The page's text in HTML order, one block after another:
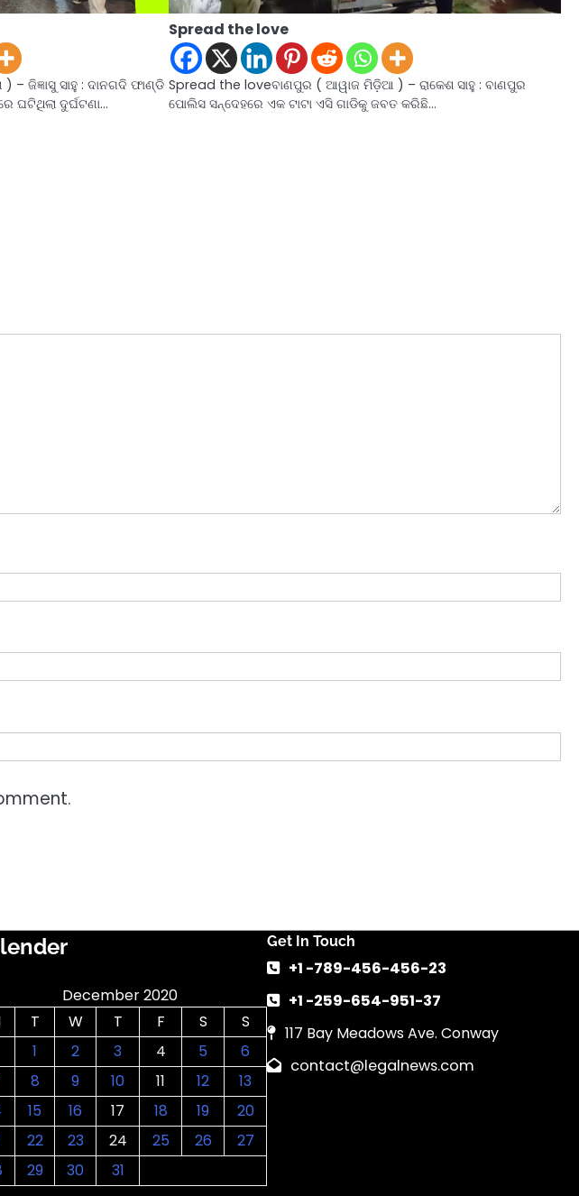
ଜିଜ୍ଞାସୁ ସାହୁ : ଦାନଗଦି ଫାଣ୍ଡି
ଘଟିଥିଲା ଦୁର୍ଘଟଣା…
Spread the love
Spread the loveବାଣପୁର ( ଆୱାଜ ମିଡ଼ିଆ ) – ରାକେଶ ସାହୁ : ବାଣପୁର
ପୋଲିସ ସନ୍ଦେହରେ ଏକ ଟାଟା ଏସି ଗାଡିକୁ ଜବତ କରିଛି…
December 2020
T W T F S
S
1
2 3 4 5
6
8 9 10 11 12
13
15 16 17 18 19
20
22 23 24 25 26
27
29 30 31
Get In Touch
+1 -789-456-456-23
+1 -259-654-951-37
117 Bay Meadows Ave. Conway
contact@legalnews.com